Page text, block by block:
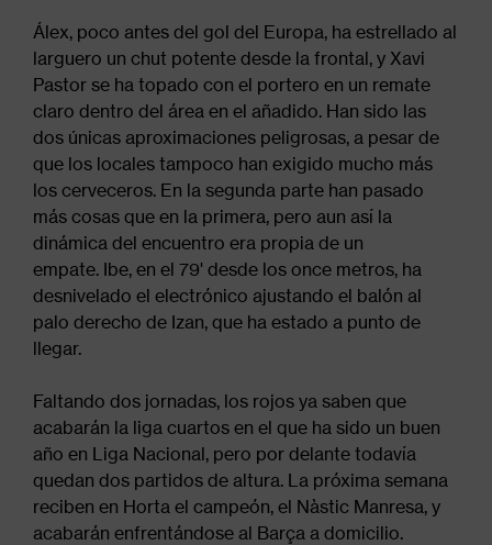
Álex, poco antes del gol del Europa, ha estrellado al
larguero un chut potente desde la frontal, y Xavi
Pastor se ha topado con el portero en un remate
claro dentro del área en el añadido. Han sido las
dos únicas aproximaciones peligrosas, a pesar de
que los locales tampoco han exigido mucho más
los cerveceros. En la segunda parte han pasado
más cosas que en la primera, pero aun así la
dinámica del encuentro era propia de un
empate. Ibe, en el 79' desde los once metros, ha
desnivelado el electrónico ajustando el balón al
palo derecho de Izan, que ha estado a punto de
llegar.
Faltando dos jornadas, los rojos ya saben que
acabarán la liga cuartos en el que ha sido un buen
año en Liga Nacional, pero por delante todavía
quedan dos partidos de altura. La próxima semana
reciben en Horta el campeón, el Nàstic Manresa, y
acabarán enfrentándose al Barça a domicilio.